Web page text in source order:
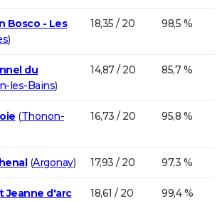
Bosco - Les
)
18,35 / 20 98,5 %
du
les-Bains)
14,87 / 20 85,7 %
(Thonon-
16,73 / 20 95,8 %
(Argonay) 17,93 / 20 97,3 %
Jeanne d'arc
18,61 / 20 99,4 %